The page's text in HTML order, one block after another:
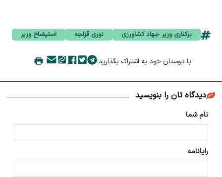
برکناری وزیر جهاد کشاورزی نوری قزلجه استیضاح وزیر
با دوستان خود به اشتراک بگذارید:
دیدگاه تان را بنویسید
نام شما
رایانامه